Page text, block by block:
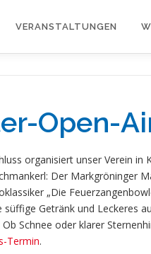
VERANSTALTUNGEN
Open-
organisiert unser Verein
Der Markgröninger
„Die
süffige Getränk und Leckeres
Ob Schnee oder klarer
Termin.